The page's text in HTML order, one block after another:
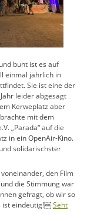
bunt ist es auf
einmal jährlich in
Sie ist eine der
leider abgesagt
Kerweplatz aber
mit dem
„Parada“ auf die
in ein OpenAir-Kino.
solidarischster
den Film
die Stimmung war
gefragt, ob wir so
ist eindeutig!￼Seht